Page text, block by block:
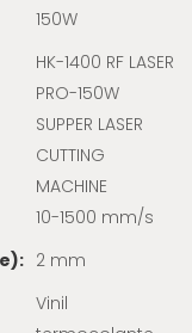
150W
HK-1400 RF LASER
PRO-150W
SUPPER LASER
CUTTING
MACHINE
10-1500 mm/s
2 mm
Vinil